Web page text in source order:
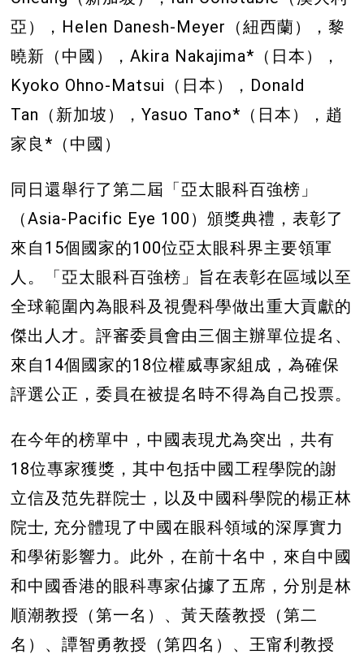
亞），Helen Danesh-Meyer（紐西蘭），黎
曉新（中國），Akira Nakajima*（日本），
Kyoko Ohno-Matsui（日本），Donald
Tan（新加坡），Yasuo Tano*（日本），趙
家良*（中國）
同日還舉行了第二屆「亞太眼科百強榜」
（Asia-Pacific Eye 100）頒獎典禮，表彰了
來自15個國家的100位亞太眼科界主要領軍
人。「亞太眼科百強榜」旨在表彰在區域以至
全球範圍內為眼科及視覺科學做出重大貢獻的
傑出人才。評審委員會由三個主辦單位提名、
來自14個國家的18位權威專家組成，為確保
評選公正，委員在被提名時不得為自己投票。
在今年的榜單中，中國表現尤為突出，共有
18位專家獲獎，其中包括中國工程學院的謝
立信及范先群院士，以及中國科學院的楊正林
院士, 充分體現了中國在眼科領域的深厚實力
和學術影響力。此外，在前十名中，來自中國
和中國香港的眼科專家佔據了五席，分別是林
順潮教授（第一名）、黃天蔭教授（第二
名）、譚智勇教授（第四名）、王甯利教授